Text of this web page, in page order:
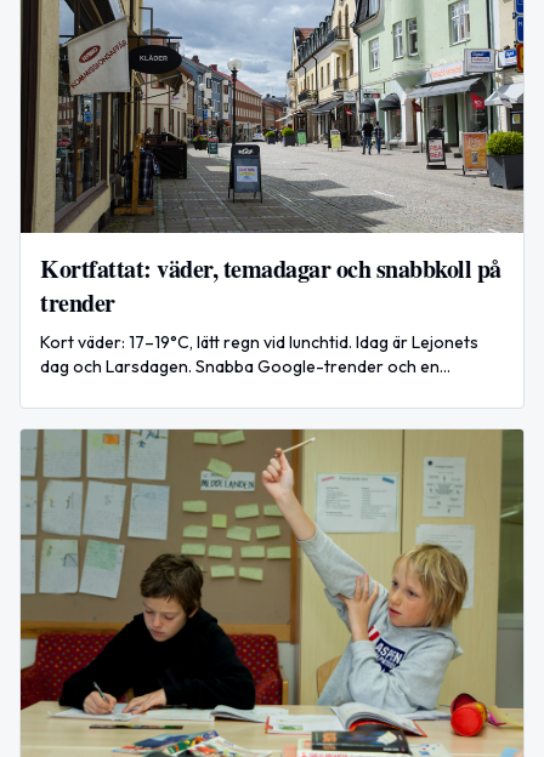
Kortfattat: väder, temadagar och snabbkoll på
trender
Kort väder: 17–19°C, lätt regn vid lunchtid. Idag är Lejonets
dag och Larsdagen. Snabba Google-trender och en